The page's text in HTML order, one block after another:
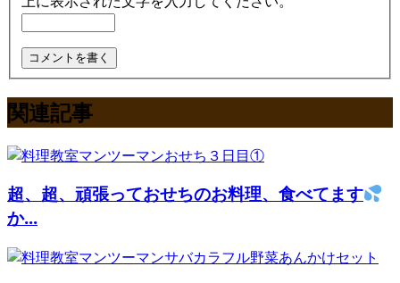
関連記事
超、超、頑張っておせちのお料理、食べてます
か...